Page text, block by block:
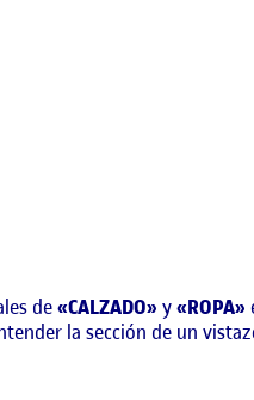
de«CALZADO» y«ROPA»
la sección de un